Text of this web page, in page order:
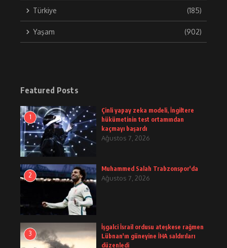
Türkiye (185)
Yaşam (902)
Featured Posts
1
Çinli yapay zeka modeli, İngiltere
hükümetinin test ortamından
kaçmayı başardı
Ağustos 7, 2026
2
Muhammed Salah Trabzonspor'da
Ağustos 7, 2026
3
İşgalci İsrail ordusu ateşkese rağmen
Lübnan'ın güneyine İHA saldırıları
düzenledi